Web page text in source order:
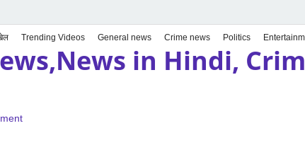
Trending Videos General news Crime news Politics
in Hindi,